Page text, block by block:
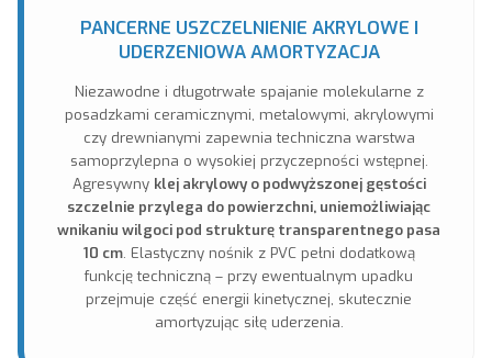
PANCERNE USZCZELNIENIE AKRYLOWE I
UDERZENIOWA AMORTYZACJA
Niezawodne i długotrwałe spajanie molekularne z
posadzkami ceramicznymi, metalowymi, akrylowymi
czy drewnianymi zapewnia techniczna warstwa
samoprzylepna o wysokiej przyczepności wstępnej.
Agresywny klej akrylowy o podwyższonej gęstości
szczelnie przylega do powierzchni, uniemożliwiając
wnikaniu wilgoci pod strukturę transparentnego pasa
10 cm. Elastyczny nośnik z PVC pełni dodatkową
funkcję techniczną – przy ewentualnym upadku
przejmuje część energii kinetycznej, skutecznie
amortyzując siłę uderzenia.